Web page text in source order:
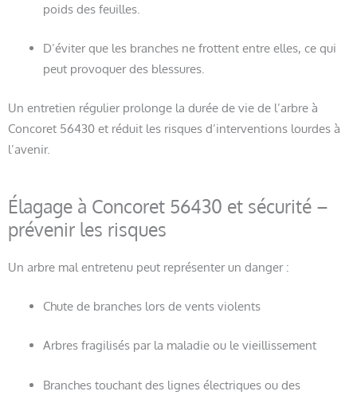
poids des feuilles.
D’éviter que les branches ne frottent entre elles, ce qui
peut provoquer des blessures.
Un entretien régulier prolonge la durée de vie de l’arbre à
Concoret 56430 et réduit les risques d’interventions lourdes à
l’avenir.
Élagage à Concoret 56430 et sécurité –
prévenir les risques
Un arbre mal entretenu peut représenter un danger :
Chute de branches lors de vents violents
Arbres fragilisés par la maladie ou le vieillissement
Branches touchant des lignes électriques ou des